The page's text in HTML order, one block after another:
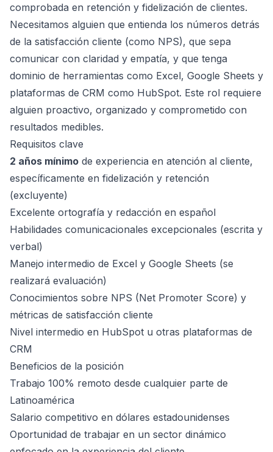
comprobada en retención y fidelización de clientes.
Necesitamos alguien que entienda los números detrás
de la satisfacción cliente (como NPS), que sepa
comunicar con claridad y empatía, y que tenga
dominio de herramientas como Excel, Google Sheets y
plataformas de CRM como HubSpot. Este rol requiere
alguien proactivo, organizado y comprometido con
resultados medibles.
Requisitos clave
2 años mínimo de experiencia en atención al cliente,
específicamente en fidelización y retención
(excluyente)
Excelente ortografía y redacción en español
Habilidades comunicacionales excepcionales (escrita y
verbal)
Manejo intermedio de Excel y Google Sheets (se
realizará evaluación)
Conocimientos sobre NPS (Net Promoter Score) y
métricas de satisfacción cliente
Nivel intermedio en HubSpot u otras plataformas de
CRM
Beneficios de la posición
Trabajo 100% remoto desde cualquier parte de
Latinoamérica
Salario competitivo en dólares estadounidenses
Oportunidad de trabajar en un sector dinámico